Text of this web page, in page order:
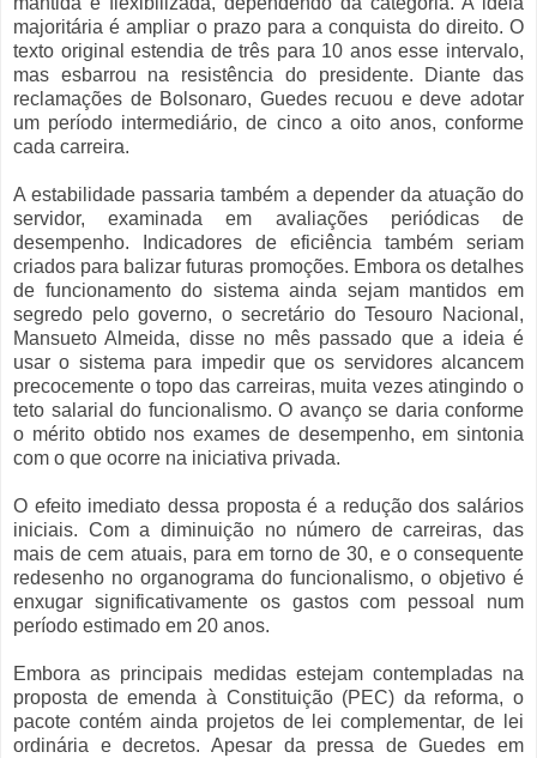
majoritária é ampliar o prazo para a conquista do direito. O
texto original estendia de três para 10 anos esse intervalo,
mas esbarrou na resistência do presidente. Diante das
reclamações de Bolsonaro, Guedes recuou e deve adotar
um período intermediário, de cinco a oito anos, conforme
cada carreira.
A estabilidade passaria também a depender da atuação do
servidor, examinada em avaliações periódicas de
desempenho. Indicadores de eficiência também seriam
criados para balizar futuras promoções. Embora os detalhes
de funcionamento do sistema ainda sejam mantidos em
segredo pelo governo, o secretário do Tesouro Nacional,
Mansueto Almeida, disse no mês passado que a ideia é
usar o sistema para impedir que os servidores alcancem
precocemente o topo das carreiras, muita vezes atingindo o
teto salarial do funcionalismo. O avanço se daria conforme
o mérito obtido nos exames de desempenho, em sintonia
com o que ocorre na iniciativa privada.
O efeito imediato dessa proposta é a redução dos salários
iniciais. Com a diminuição no número de carreiras, das
mais de cem atuais, para em torno de 30, e o consequente
redesenho no organograma do funcionalismo, o objetivo é
enxugar significativamente os gastos com pessoal num
período estimado em 20 anos.
Embora as principais medidas estejam contempladas na
proposta de emenda à Constituição (PEC) da reforma, o
pacote contém ainda projetos de lei complementar, de lei
ordinária e decretos. Apesar da pressa de Guedes em